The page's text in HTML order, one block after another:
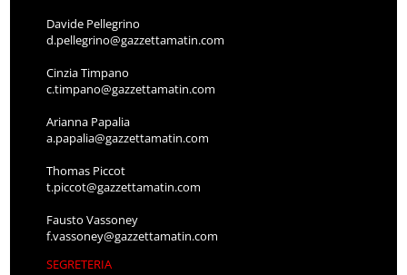
Davide Pellegrino
d.pellegrino@gazzettamatin.com
Cinzia Timpano
c.timpano@gazzettamatin.com
Arianna Papalia
a.papalia@gazzettamatin.com
Thomas Piccot
t.piccot@gazzettamatin.com
Fausto Vassoney
f.vassoney@gazzettamatin.com
SEGRETERIA